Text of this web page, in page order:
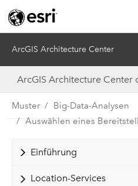
ArcGIS Architecture Center
Muster
Big-Data-Analysen
Auswählen eines
Einführung
Location-Services